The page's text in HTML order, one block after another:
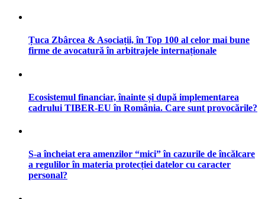
Țuca Zbârcea & Asociații, în Top 100 al celor mai bune
firme de avocatură în arbitrajele internaționale
Ecosistemul financiar, înainte și după implementarea
cadrului TIBER-EU în România. Care sunt provocările?
S-a încheiat era amenzilor “mici” în cazurile de încălcare
a regulilor în materia protecției datelor cu caracter
personal?